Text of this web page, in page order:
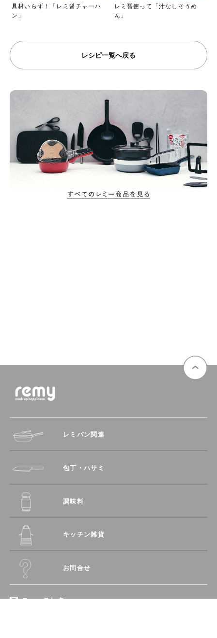
具材いらず！「レミ醤チャーハ
ン」
レミ醤使って「汁なしそうめ
ん」
レシピ一覧へ戻る
レミパン関連
包丁・ハサミ
調味料
キッチン雑貨
お問合せ
ニュースレター